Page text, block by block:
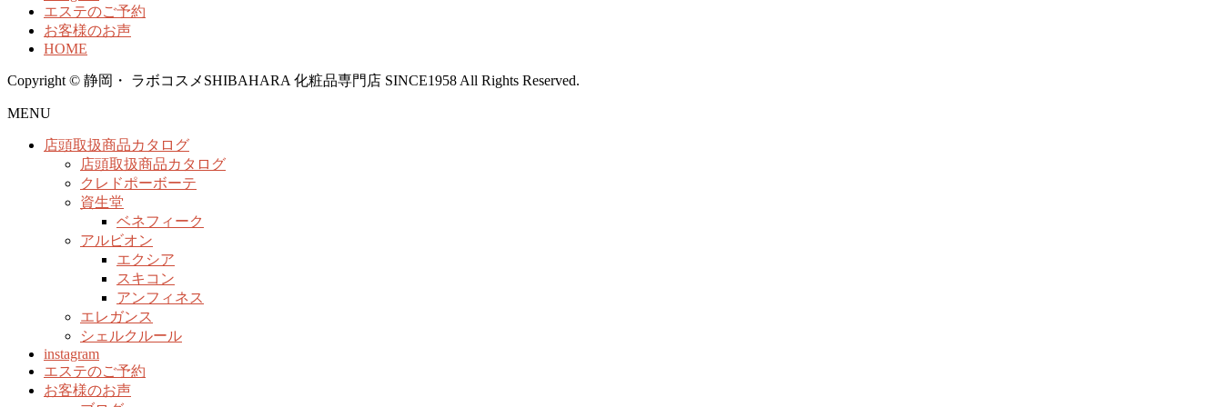
エステのご予約
お客様のお声
HOME
Copyright © 静岡・ ラボコスメSHIBAHARA 化粧品専門店 SINCE1958 All Rights Reserved.
MENU
店頭取扱商品カタログ
店頭取扱商品カタログ
クレドポーボーテ
資生堂
ベネフィーク
アルビオン
エクシア
スキコン
アンフィネス
エレガンス
シェルクルール
instagram
エステのご予約
お客様のお声